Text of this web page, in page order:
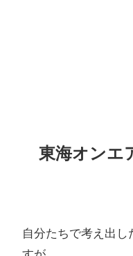
東海オンエ
自分たちで考え出
すが